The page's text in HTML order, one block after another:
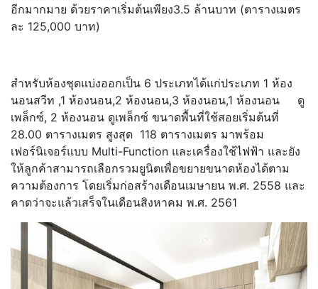
อีกมากมาย ด้วยราคาเริ่มต้นเพียง3.5 ล้านบาท (ตารางเมตร
ละ 125,000 บาท)
สำหรับห้องชุดแบ่งออกเป็น 6 ประเภทได้แก่ประเภท 1 ห้อง
นอนสวีท ,1 ห้องนอน,2 ห้องนอน,3 ห้องนอน,1 ห้องนอน
ดู
เพล็กซ์, 2 ห้องนอน ดูเพล็กซ์ ขนาดพื้นที่ใช้สอยเริ่มต้นที่
28.00 ตารางเมตร สูงสุด 118 ตารางเมตร มาพร้อม
เฟอร์นิเจอร์แบบ Multi-Function และเครื่องใช้ไฟฟ้า และยัง
ให้ลูกค้าสามารถเลือกรวมยูนิตเพื่อขยายขนาดห้องได้ตาม
ความต้องการ โดยเริ่มก่อสร้างเดือนเมษายน พ.ศ. 2558 และ
คาดว่าจะแล้วเสร็จในเดือนสิงหาคม พ.ศ. 2561